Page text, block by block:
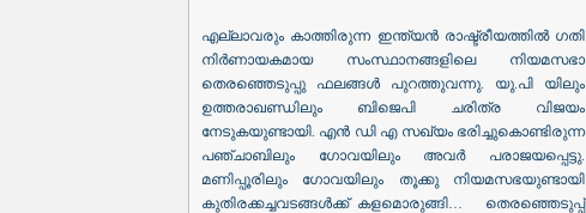
എല്ലാവരും കാത്തിരുന്ന ഇന്ത്യൻ രാഷ്ട്രീയത്തിൽ ഗതി
നിർണായകമായ സംസ്ഥാനങ്ങളിലെ നിയമസഭാ
തെരഞ്ഞെടുപ്പു ഫലങ്ങൾ പുറത്തുവന്നു. യു.പി യിലും
ഉത്തരാഖണ്ഡിലും ബിജെപി ചരിത്ര വിജയം
നേടുകയുണ്ടായി. എൻ ഡി എ സഖ്യം ഭരിച്ചുകൊണ്ടിരുന്ന
പഞ്ചാബിലും ഗോവയിലും അവർ പരാജയപ്പെട്ടു.
മണിപ്പൂരിലും ഗോവയിലും തൂക്കു നിയമസഭയുണ്ടായി
കുതിരക്കച്ചവടങ്ങൾക്ക് കളമൊരുങ്ങി… തെരഞ്ഞെടുപ്പ്